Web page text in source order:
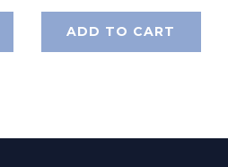
纖維 木寡醣 益生元 後
生元 康富久久
ADD TO CART